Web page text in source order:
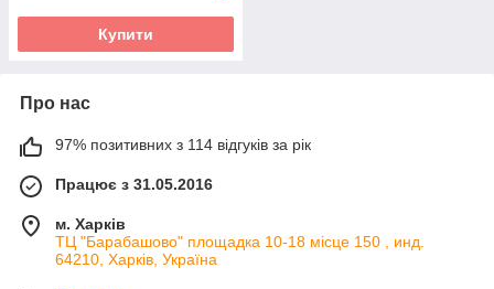
Купити
Про нас
97% позитивних з 114 відгуків за рік
Працює з 31.05.2016
м. Харків
ТЦ "Барабашово" площадка 10-18 місце 150 , инд.
64210, Харків, Україна